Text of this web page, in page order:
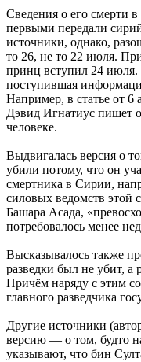
Сведения о его смерти в
первыми передали
источники, однако,
то 26, не то 22 июля.
принц вступил 24 июля.
поступившая
Например, в статье от 6
Дэвид Игнатиус пишет
человеке.
Выдвигалась версия о
убили потому, что он
смертника в Сирии,
силовых ведомств этой
Башара Асада,
потребовалось менее
Высказывалось также
разведки был не убит, а
Причём наряду с этим
главного разведчика
Другие источники
версию — о том, будто
указывают, что бин